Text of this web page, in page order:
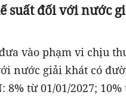
suất đối với nước
vào phạm vi chịu
nước giải khát có
8% từ 01/01/2027; 10%